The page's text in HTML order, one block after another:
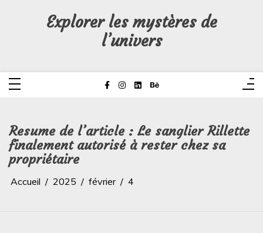
Explorer les mystères de
l’univers
Resume de l’article : Le sanglier Rillette
finalement autorisé à rester chez sa
propriétaire
Accueil 2025 février 4